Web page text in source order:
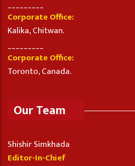
Corporate Office:
Kalika, Chitwan.
Corporate Office:
Toronto, Canada.
Our Team
Shishir Simkhada
Editor-In-Chief